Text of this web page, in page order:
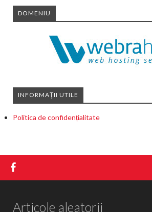
DOMENIU
INFORMAȚII UTILE
Politica de confidențialitate
Articole aleatorii